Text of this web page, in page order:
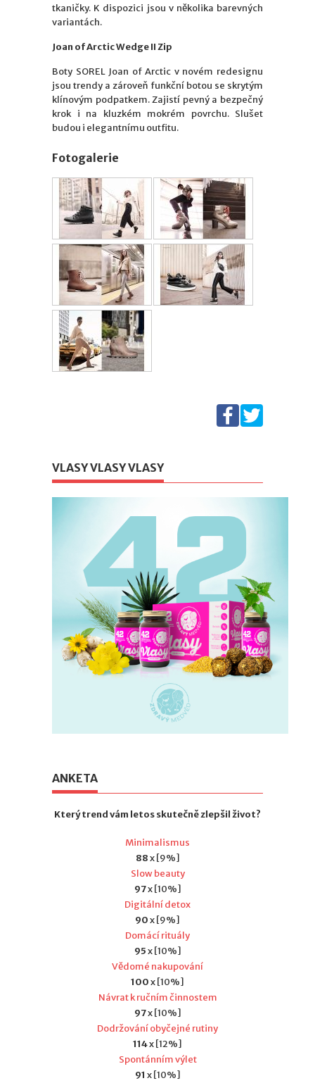
tkaničky. K dispozici jsou v několika barevných
variantách.
Joan of Arctic Wedge II Zip
Boty SOREL Joan of Arctic v novém redesignu
jsou trendy a zároveň funkční botou se skrytým
klínovým podpatkem. Zajistí pevný a bezpečný
krok i na kluzkém mokrém povrchu. Slušet
budou i elegantnímu outfitu.
Fotogalerie
VLASY VLASY VLASY
ANKETA
Který trend vám letos skutečně zlepšil život?
Minimalismus
88x [9%]
Slow beauty
97x [10%]
Digitální detox
90x [9%]
Domácí rituály
95x [10%]
Vědomé nakupování
100x [10%]
Návrat k ručním činnostem
97x [10%]
Dodržování obyčejné rutiny
114x [12%]
Spontánním výlet
91 x [10%]